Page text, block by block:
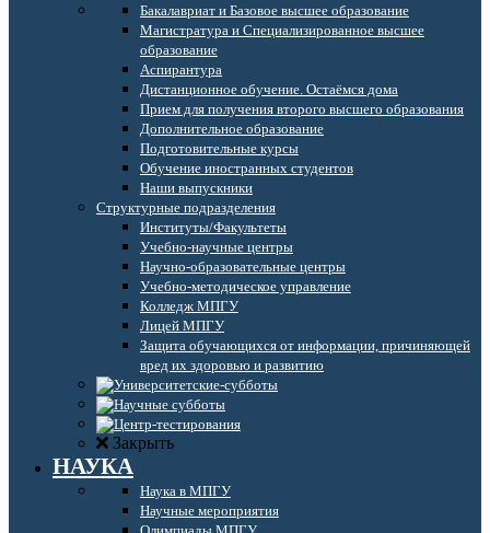
Бакалавриат и Базовое высшее образование
Магистратура и Специализированное высшее
образование
Аспирантура
Дистанционное обучение. Остаёмся дома
Прием для получения второго высшего образования
Дополнительное образование
Подготовительные курсы
Обучение иностранных студентов
Наши выпускники
Структурные подразделения
Институты/Факультеты
Учебно-научные центры
Научно-образовательные центры
Учебно-методическое управление
Колледж МПГУ
Лицей МПГУ
Защита обучающихся от информации, причиняющей
вред их здоровью и развитию
Закрыть
НАУКА
Наука в МПГУ
Научные мероприятия